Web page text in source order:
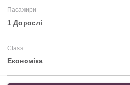
Пасажири
1 Дорослі
Class
Економіка